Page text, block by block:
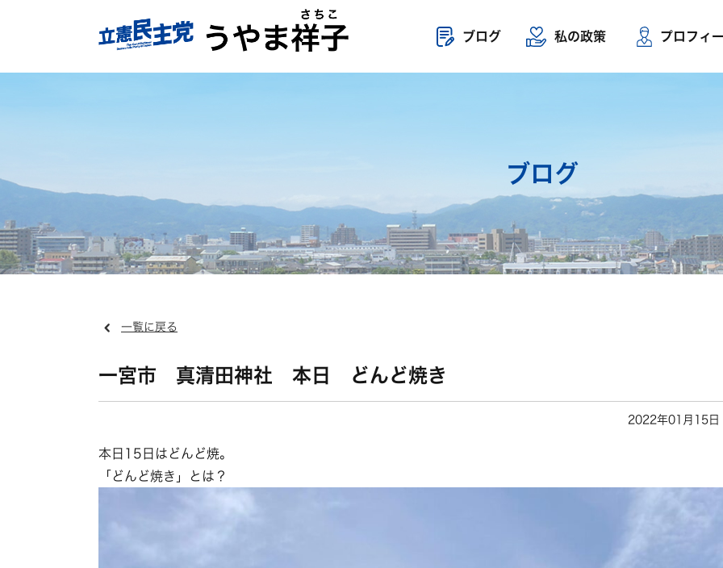
ブログ 私の政策 プロフィ
ブログ
一覧に戻る
一宮市 真清田神社 本日 どんど焼き
2022年01月15日
本日15日はどんど焼。
「どんど焼き」とは？